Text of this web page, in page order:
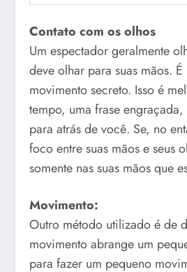
Contato com os olhos
Um espectador geralmente
deve olhar para suas mãos.
movimento secreto. Isso é
tempo, uma frase
para atrás de você. Se, no
foco entre suas mãos e seus
somente nas suas mãos que
Movimento:
Outro método utilizado é de
movimento abrange um
para fazer um pequeno